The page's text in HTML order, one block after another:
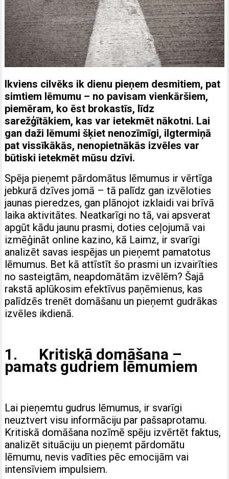
Ikviens cilvēks ik dienu pieņem desmitiem, pat
simtiem lēmumu – no pavisam vienkāršiem,
piemēram, ko ēst brokastīs, līdz
sarežģītākiem, kas var ietekmēt nākotni. Lai
gan daži lēmumi šķiet nenozīmīgi, ilgtermiņā
pat vissīkākās, nenopietnākās izvēles var
būtiski ietekmēt mūsu dzīvi.
Spēja pieņemt pārdomātus lēmumus ir vērtīga
jebkurā dzīves jomā – tā palīdz gan izvēloties
jaunas pieredzes, gan plānojot izklaidi vai brīvā
laika aktivitātes. Neatkarīgi no tā, vai apsverat
apgūt kādu jaunu prasmi, doties ceļojumā vai
izmēģināt online kazino, kā Laimz, ir svarīgi
analizēt savas iespējas un pieņemt pamatotus
lēmumus. Bet kā attīstīt šo prasmi un izvairīties
no sasteigtām, neapdomātām izvēlēm? Šajā
rakstā aplūkosim efektīvus paņēmienus, kas
palīdzēs trenēt domāšanu un pieņemt gudrākas
izvēles ikdienā.
1. Kritiskā domāšana –
pamats gudriem lēmumiem
Lai pieņemtu gudrus lēmumus, ir svarīgi
neuztvert visu informāciju par pašsaprotamu.
Kritiskā domāšana nozīmē spēju izvērtēt faktus,
analizēt situāciju un pieņemt pārdomātu
lēmumu, nevis vadīties pēc emocijām vai
intensīviem impulsiem.